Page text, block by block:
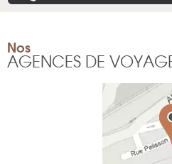
Nos
AGENCES DE